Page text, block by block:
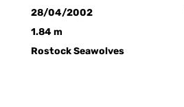
28/04/2002
1.84 m
Rostock Seawolves